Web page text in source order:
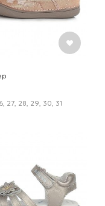
27, 28, 29, 30, 31